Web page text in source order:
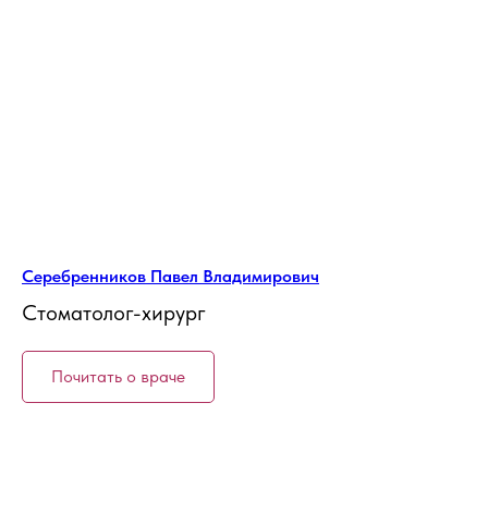
Серебренников Павел Владимирович
Стоматолог-хирург
Почитать о враче